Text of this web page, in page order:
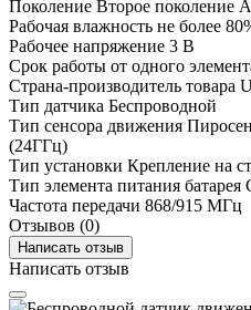
Поколение Второе поколение
Рабочая влажность не более
Рабочее напряжение 3 В
Срок работы от одного
Страна-производитель товара
Тип датчика Беспроводной
Тип сенсора движения
(24ГГц)
Тип установки Крепление на
Тип элемента питания батарея
Частота передачи 868/915 МГц
Отзывов (0)
Написать отзыв
Написать отзыв